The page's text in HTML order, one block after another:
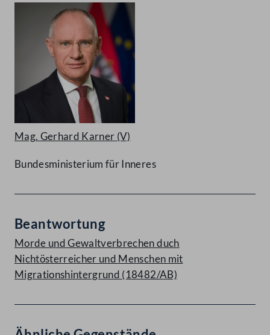
Mag. Gerhard Karner (V)
Bundesministerium für Inneres
Beantwortung
Morde und Gewaltverbrechen duch
Nichtösterreicher und Menschen mit
Migrationshintergrund (18482/AB)